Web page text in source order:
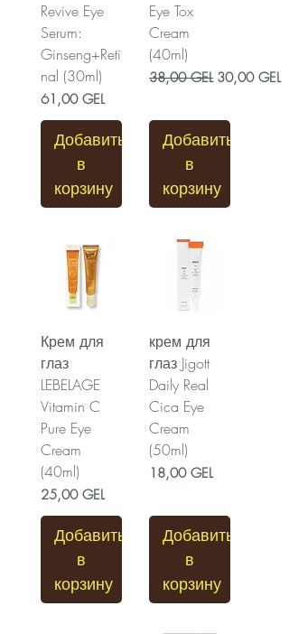
Revive Eye
Serum:
Ginseng+Reti
nal (30ml)
Цена
61,00 GEL
Добавить
в
корзину
Eye Tox
Cream
(40ml)
Обычная цена
38,00 GEL Цена со
30,00 GEL
Добавить
в
корзину
Крем для
глаз
LEBELAGE
Vitamin C
Pure Eye
Cream
(40ml)
Цена
25,00 GEL
Добавить
в
корзину
крем для
глаз Jigott
Daily Real
Cica Eye
Cream
(50ml)
Цена
18,00 GEL
Добавить
в
корзину